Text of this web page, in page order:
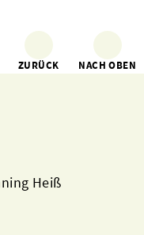
ZURÜCK NACH OBEN
Heiß